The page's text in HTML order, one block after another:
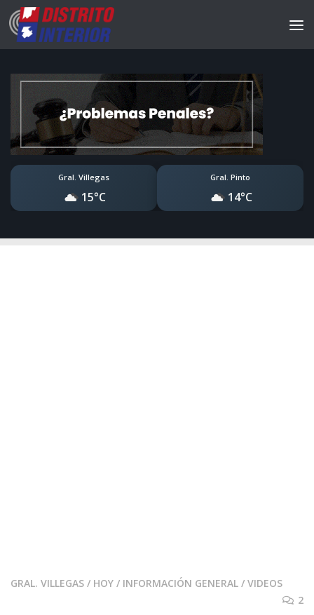
Gral. Villegas
15°C
Gral. Pinto
14°C
GRAL. VILLEGAS / HOY / INFORMACIÓN GENERAL / VIDEOS
2